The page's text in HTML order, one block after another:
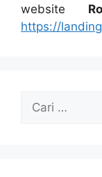
website
https://
untuk: